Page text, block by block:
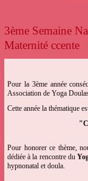
3ème Semaine
Maternité ccente
Pour la 3ème année
Association de Yoga
Cette année la thématique
Pour honorer ce thème,
dédiée à la rencontre du
hypnonatal et doula.